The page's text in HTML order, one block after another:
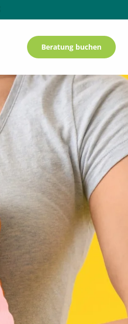
Beratung buchen